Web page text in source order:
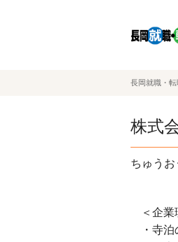
長岡就職・
株式
ちゅう
＜企業
・寺